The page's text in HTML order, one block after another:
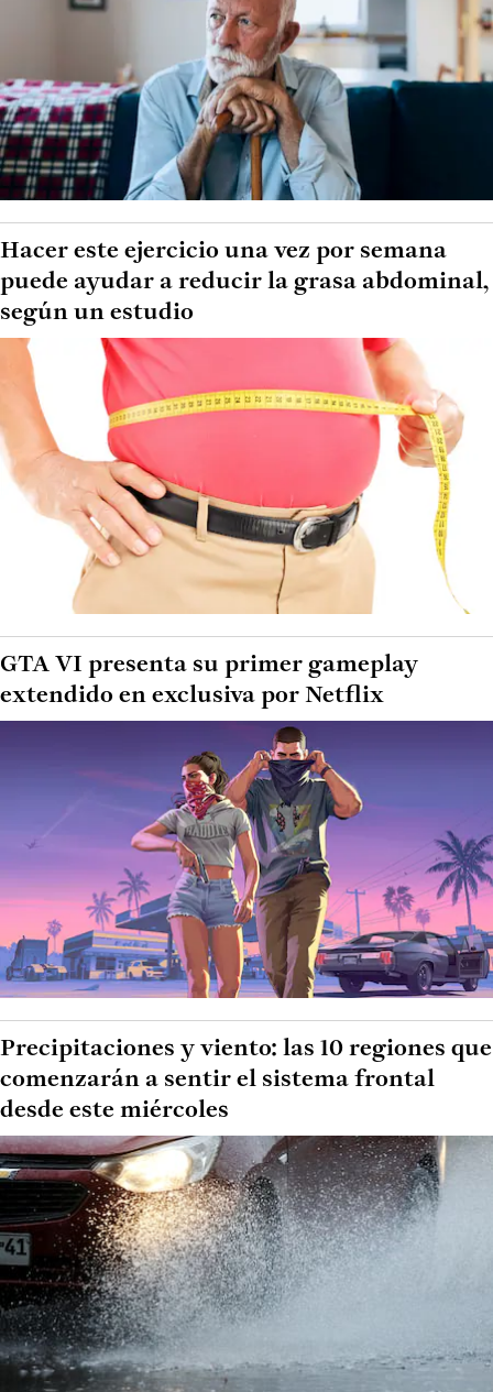
Hacer este ejercicio una vez por semana
puede ayudar a reducir la grasa abdominal,
según un estudio
GTA VI presenta su primer gameplay
extendido en exclusiva por Netflix
Precipitaciones y viento: las 10 regiones que
comenzarán a sentir el sistema frontal
desde este miércoles